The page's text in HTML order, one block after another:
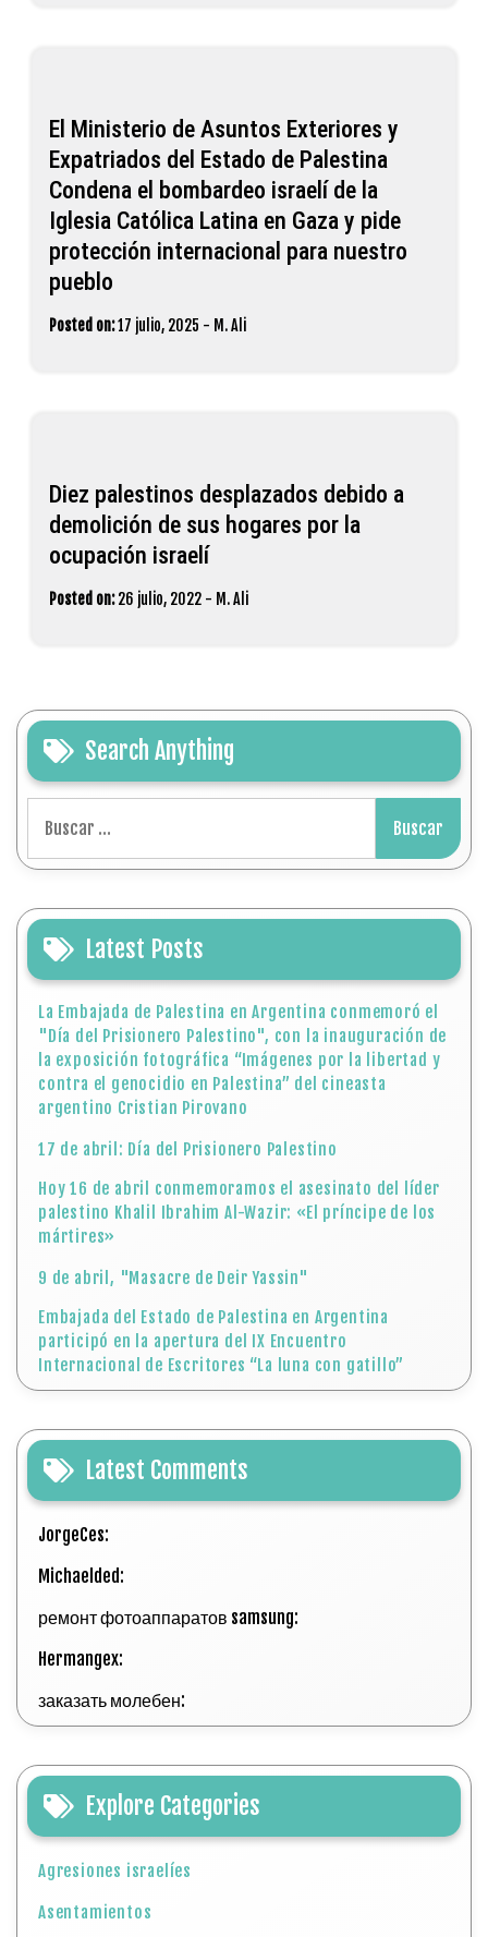
El Ministerio de Asuntos Exteriores y
Expatriados del Estado de Palestina
Condena el bombardeo israelí de la
Iglesia Católica Latina en Gaza y pide
protección internacional para nuestro
pueblo
Posted on:17 julio, 2025 - M. Ali
Diez palestinos desplazados debido a
demolición de sus hogares por la
ocupación israelí
Posted on: 26 julio, 2022 - M. Ali
Search Anything
Latest Posts
La Embajada de Palestina en Argentina conmemoró el
"Día del Prisionero Palestino", con la inauguración de
la exposición fotográfica “Imágenes por la libertad y
contra el genocidio en Palestina” del cineasta
argentino Cristian Pirovano
17 de abril: Día del Prisionero Palestino
Hoy 16 de abril conmemoramos el asesinato del líder
palestino Khalil Ibrahim Al-Wazir: «El príncipe de los
mártires»
9 de abril, "Masacre de Deir Yassin"
Embajada del Estado de Palestina en Argentina
participó en la apertura del IX Encuentro
Internacional de Escritores “La luna con gatillo”
Latest Comments
JorgeCes:
Michaelded:
ремонт фотоаппаратов samsung:
Hermangex:
заказать молебен:
Explore Categories
Agresiones israelíes
Asentamientos